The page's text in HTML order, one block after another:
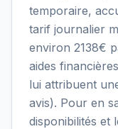
temporaire,
tarif journalier
environ 2138€
aides
lui attribuent
avis). Pour en
disponibilités et